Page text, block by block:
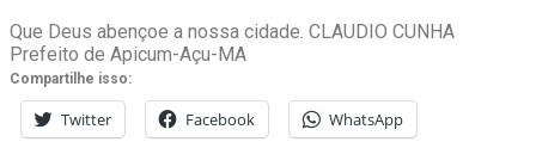
Que Deus abençoe a nossa cidade. CLAUDIO CUNHA
Prefeito de Apicum-Açu-MA
Compartilhe isso:
Twitter Facebook WhatsApp